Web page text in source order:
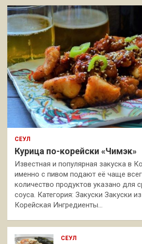
СЕУЛ
Курица по-корейски «Чимэк»
Известная и популярная закуска в
именно с пивом подают её чаще
количество продуктов указано для
соуса. Категория: Закуски Закуски
Корейская Ингредиенты…
СЕУЛ